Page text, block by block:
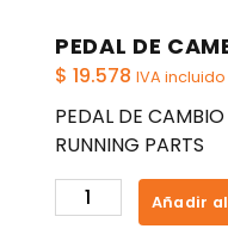
PEDAL DE
$ 19.578 IVA incluido
PEDAL DE
RUNNING PARTS
PEDAL
DE
Añadir